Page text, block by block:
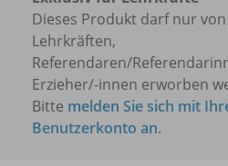
Dieses Produkt darf nur von
Lehrkräften,
Referendaren/
Erzieher/-innen erworben
Bitte melden Sie sich mit
Benutzerkonto an.